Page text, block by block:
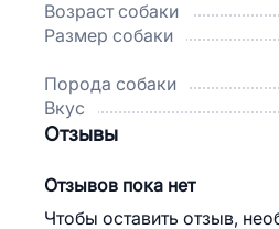
Возраст собаки
Размер собаки
Порода собаки
Вкус
Отзывы
Отзывов пока нет
Чтобы оставить отзыв,